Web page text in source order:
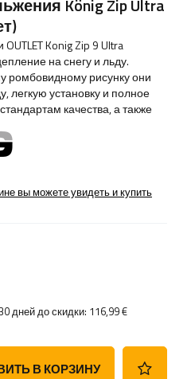
König Zip Ultra
Konig Zip 9 Ultra
на снегу и льду.
ромбовидному рисунку они
легкую установку и полное
качества, а также
вы можете увидеть и купить
дней до скидки: 116,99 €
В КОРЗИНУ